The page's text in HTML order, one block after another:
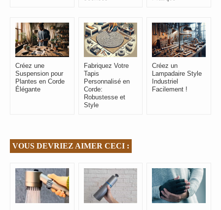
Créez une
Suspension pour
Plantes en Corde
Élégante
Fabriquez Votre
Tapis
Personnalisé en
Corde:
Robustesse et
Style
Créez un
Lampadaire Style
Industriel
Facilement !
VOUS DEVRIEZ AIMER CECI :